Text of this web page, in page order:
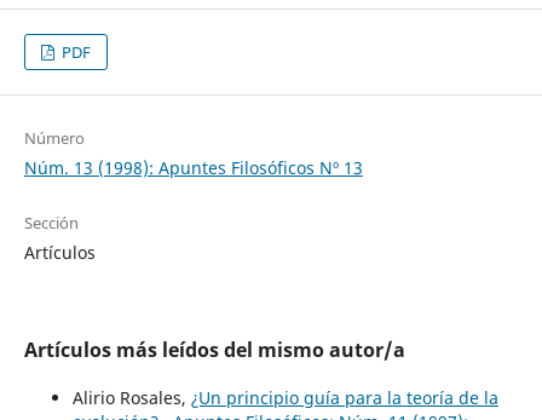
PDF
Número
Núm. 13 (1998): Apuntes Filosóficos Nº 13
Sección
Artículos
Artículos más leídos del mismo autor/a
Alirio Rosales, ¿Un principio guía para la teoría de la